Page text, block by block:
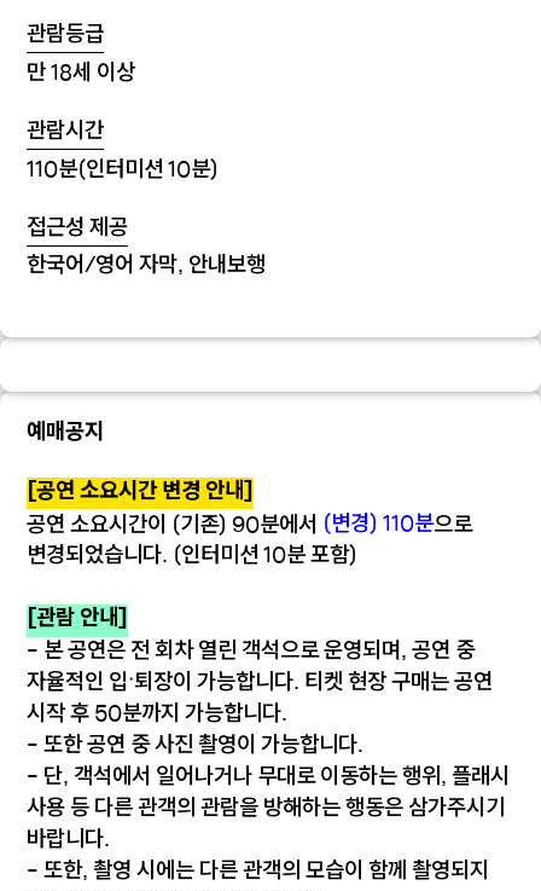
관람등급
만 18세 이상
관람시간
110분(인터미션 10분)
접근성 제공
한국어/영어 자막, 안내보행
예매공지
[공연 소요시간 변경 안내]
공연 소요시간이 (기존) 90분에서 (변경) 110분으로
변경되었습니다. (인터미션 10분 포함)
[관람 안내]
- 본 공연은 전 회차 열린 객석으로 운영되며, 공연 중
자율적인 입·퇴장이 가능합니다. 티켓 현장 구매는 공연
시작 후 50분까지 가능합니다.
- 또한 공연 중 사진 촬영이 가능합니다.
- 단, 객석에서 일어나거나 무대로 이동하는 행위, 플래시
사용 등 다른 관객의 관람을 방해하는 행동은 삼가주시기
바랍니다.
- 또한, 촬영 시에는 다른 관객의 모습이 함께 촬영되지